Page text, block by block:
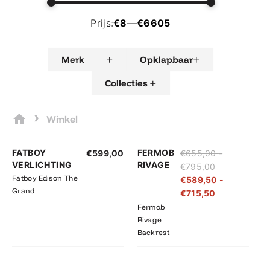
Prijs:€8—€6605
Merk + Opklapbaar+
Collecties +
› Winkel
FATBOY
VERLICHTING
Fatboy Edison The
Grand
€599,00
FERMOB
RIVAGE
Fermob
Rivage
Backrest
€655,00 -
€795,00
€655,00
tot
€795,00
€589,50 -
€715,50
€589,50
tot
€715,50